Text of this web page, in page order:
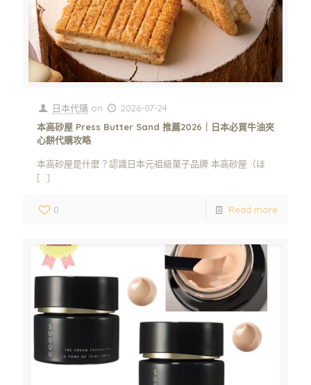
日本代購 on
2026-07-24
本高砂屋 Press Butter Sand 推薦2026｜日本必買牛油夾
心餅代購攻略
本高砂屋是什麼？認識日本元祖級菓子品牌 本高砂屋（ほ
[…]
0 Read more